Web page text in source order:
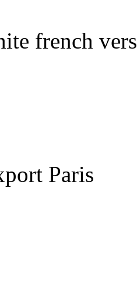
french
Paris